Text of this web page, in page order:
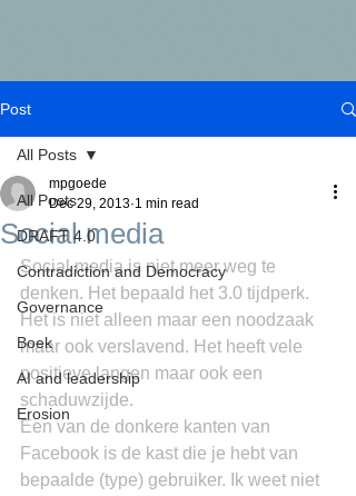
Post
All Posts
DRAFT 4.0
Contradiction and Democracy
Governance
Boek
AI and leadership
Erosion
All Posts
Social media
mpgoede
Dec 29, 2013 1 min read
Social media is niet meer weg te
denken. Het bepaald het 3.0 tijdperk.
Het is niet alleen maar een noodzaak
maar ook verslavend. Het heeft vele
positieve langen maar ook een
schaduwzijde.
Een van de donkere kanten van
Facebook is de kast die je hebt van
bepaalde (type) gebruiker. Ik weet niet